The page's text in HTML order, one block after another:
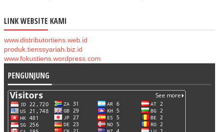
LINK WEBSITE KAMI
www.distributortiens.web.id
produk.tienssyariah.biz.id
www.fokustiens.wordpress.com
PENGUNJUNG